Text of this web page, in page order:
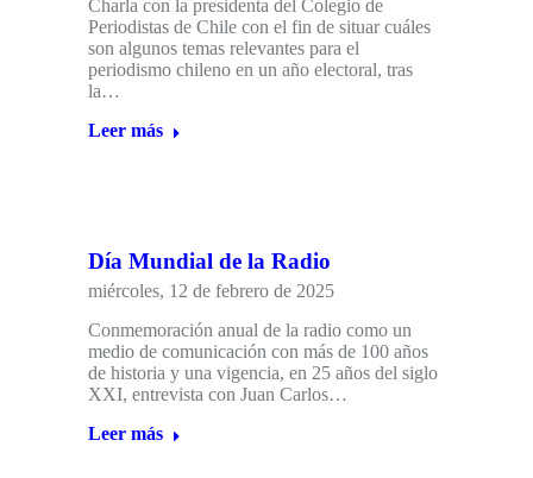
Charla con la presidenta del Colegio de
Periodistas de Chile con el fin de situar cuáles
son algunos temas relevantes para el
periodismo chileno en un año electoral, tras
la…
Leer más
Día Mundial de la Radio
miércoles, 12 de febrero de 2025
Conmemoración anual de la radio como un
medio de comunicación con más de 100 años
de historia y una vigencia, en 25 años del siglo
XXI, entrevista con Juan Carlos…
Leer más